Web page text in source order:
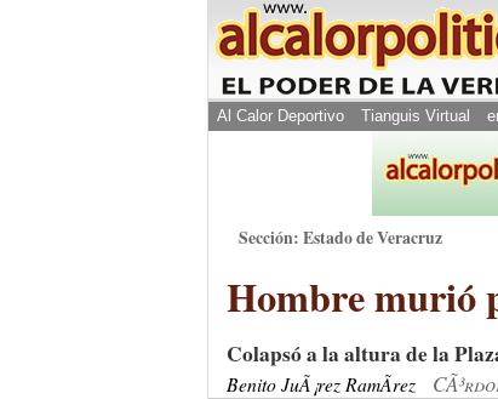
Al Calor Deportivo Tianguis Virtual
Sección: Estado de Veracruz
Hombre murió
Colapsó a la altura de la
Benito JuÃ¡rez RamÃ­rez